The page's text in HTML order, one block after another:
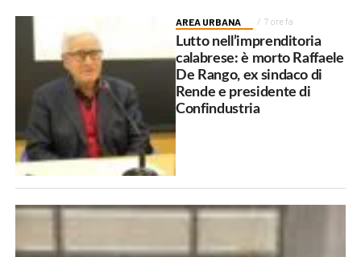
AREA URBANA 7 ore fa
Lutto nell’imprenditoria
calabrese: è morto Raffaele
De Rango, ex sindaco di
Rende e presidente di
Confindustria